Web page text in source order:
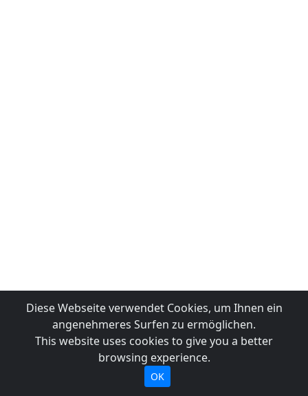
Diese Webseite verwendet Cookies, um Ihnen ein
angenehmeres Surfen zu ermöglichen.
This website uses cookies to give you a better
browsing experience.
OK